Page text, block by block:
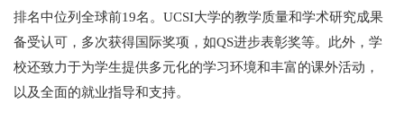
排名中位列全球前19名。UCSI大学的教学质量和学术研究成果
备受认可，多次获得国际奖项，如QS进步表彰奖等。此外，学
校还致力于为学生提供多元化的学习环境和丰富的课外活动，
以及全面的就业指导和支持。